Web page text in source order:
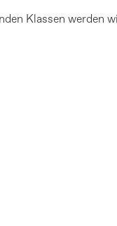
Klassen werden